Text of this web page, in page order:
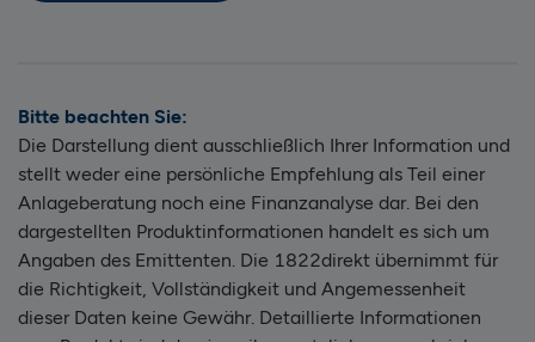
Bitte beachten Sie:
Die Darstellung dient ausschließlich Ihrer Information und
stellt weder eine persönliche Empfehlung als Teil einer
Anlageberatung noch eine Finanzanalyse dar. Bei den
dargestellten Produktinformationen handelt es sich um
Angaben des Emittenten. Die 1822direkt übernimmt für
die Richtigkeit, Vollständigkeit und Angemessenheit
dieser Daten keine Gewähr. Detaillierte Informationen